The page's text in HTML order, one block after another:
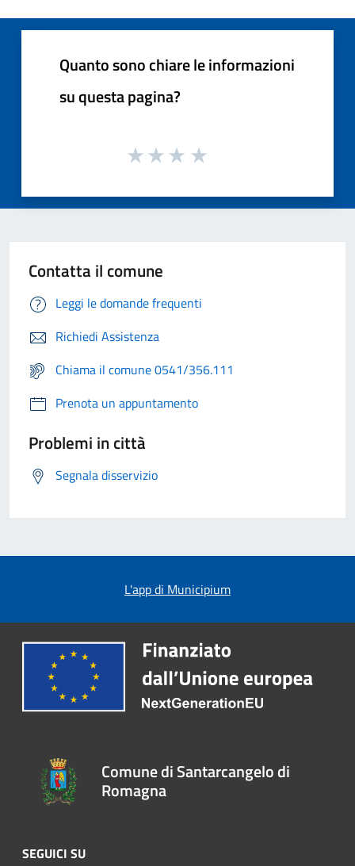
Quanto sono chiare le informazioni
su questa pagina?
Contatta il comune
Leggi le domande frequenti
Richiedi Assistenza
Chiama il comune 0541/356.111
Prenota un appuntamento
Problemi in città
Segnala disservizio
L'app di Municipium
Comune di Santarcangelo di
Romagna
SEGUICI SU